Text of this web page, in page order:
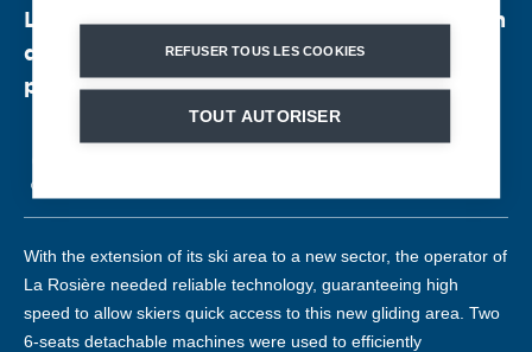
La Rosière amplía su complejo esquiable con
dos telesillas desembragables situados en la
parte alta
CD6
With the extension of its ski area to a new sector, the operator of
La Rosière needed reliable technology, guaranteeing high
speed to allow skiers quick access to this new gliding area. Two
6-seats detachable machines were used to efficiently
REFUSER TOUS LES COOKIES
TOUT AUTORISER